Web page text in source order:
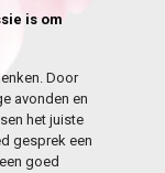
is om
Door
avonden en
het juiste
gesprek een
goed